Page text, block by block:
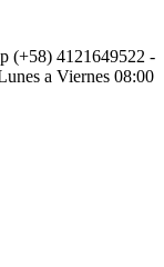
(+58) 4121649522 -
a Viernes 08:00